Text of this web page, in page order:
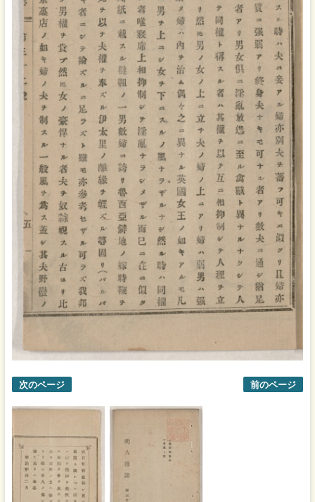
次のページ 前のページ